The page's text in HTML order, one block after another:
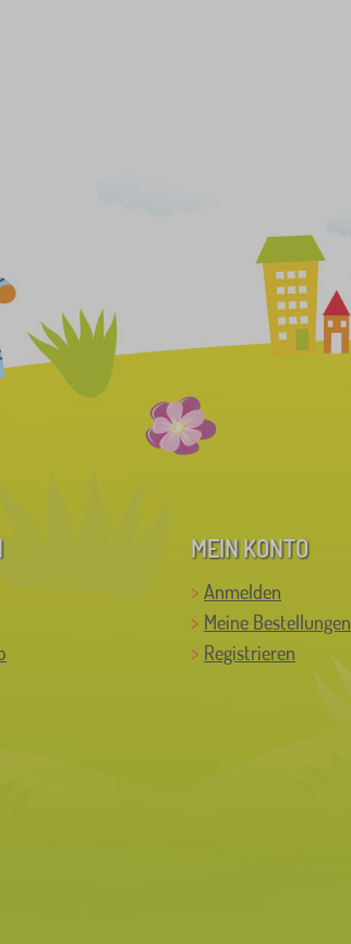
MEIN KONTO
Anmelden
Meine Bestellungen
Registrieren